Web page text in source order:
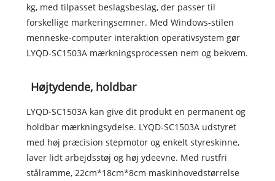
kg, med tilpasset beslagsbeslag, der passer til
forskellige markeringsemner. Med Windows-stilen
menneske-computer interaktion operativsystem gør
LYQD-SC1503A mærkningsprocessen nem og bekvem.
Højtydende, holdbar
LYQD-SC1503A kan give dit produkt en permanent og
holdbar mærkningsydelse. LYQD-SC1503A udstyret
med høj præcision stepmotor og enkelt styreskinne,
laver lidt arbejdsstøj og høj ydeevne. Med rustfri
stålramme, 22cm*18cm*8cm maskinhovedstørrelse